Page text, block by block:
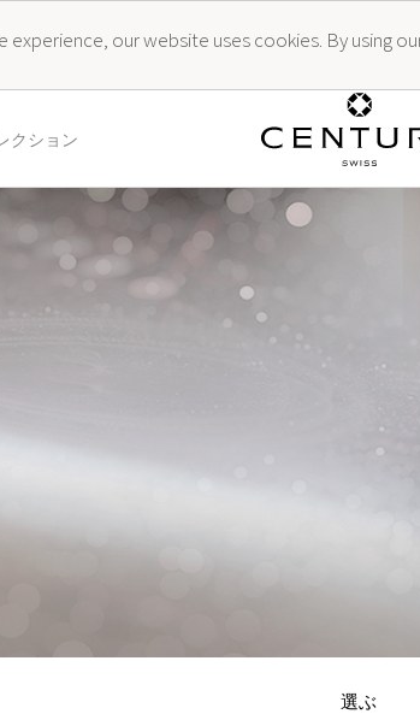
our website uses cookies. By using
クション
選ぶ